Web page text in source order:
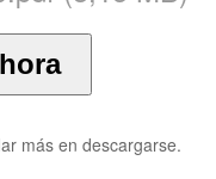
más en descargarse.